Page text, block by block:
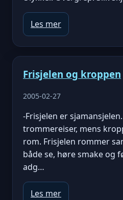
Les mer
Frisjelen og kroppen
2005-02-27
-Frisjelen er
trommereiser, mens
rom. Frisjelen rommer
både se, høre smake og
adg…
Les mer